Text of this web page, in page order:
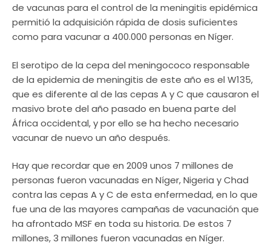
de vacunas para el control de la meningitis epidémica
permitió la adquisición rápida de dosis suficientes
como para vacunar a 400.000 personas en Níger.
El serotipo de la cepa del meningococo responsable
de la epidemia de meningitis de este año es el W135,
que es diferente al de las cepas A y C que causaron el
masivo brote del año pasado en buena parte del
África occidental, y por ello se ha hecho necesario
vacunar de nuevo un año después.
Hay que recordar que en 2009 unos 7 millones de
personas fueron vacunadas en Níger, Nigeria y Chad
contra las cepas A y C de esta enfermedad, en lo que
fue una de las mayores campañas de vacunación que
ha afrontado MSF en toda su historia. De estos 7
millones, 3 millones fueron vacunadas en Níger.